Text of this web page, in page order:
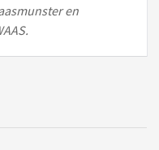
en